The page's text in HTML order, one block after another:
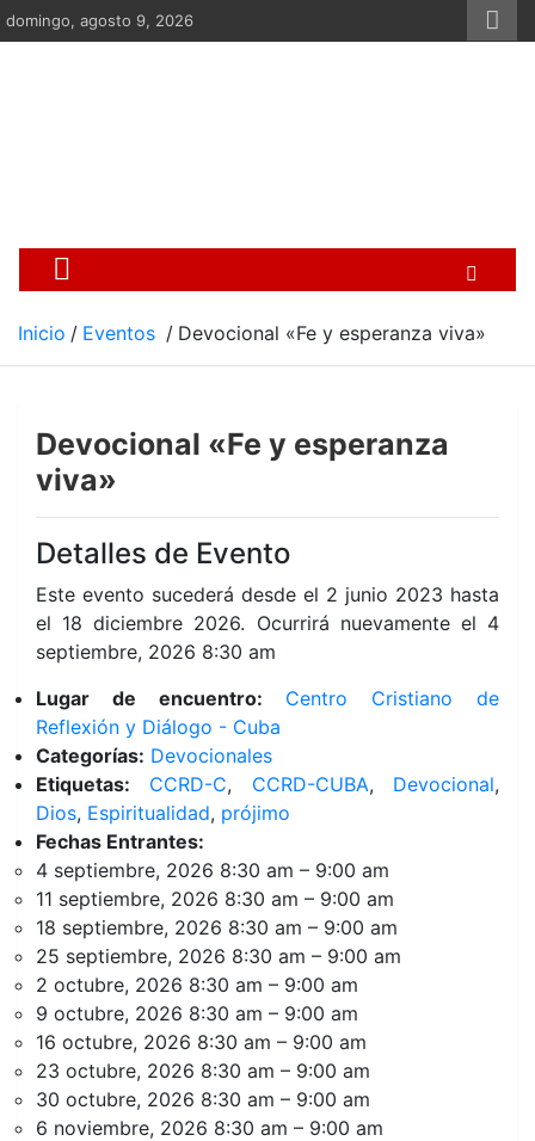
Saltar
al
domingo, agosto 9, 2026
Inicio Eventos Devocional «Fe y esperanza viva»
Devocional «Fe y esperanza
viva»
Detalles de Evento
Este evento sucederá desde el 2 junio 2023 hasta
el 18 diciembre 2026. Ocurrirá nuevamente el 4
septiembre, 2026 8:30 am
Lugar de encuentro:
Centro Cristiano de
Reflexión y Diálogo - Cuba
Categorías: Devocionales
Etiquetas:
CCRD-C, CCRD-CUBA, Devocional,
Dios, Espiritualidad, prójimo
Fechas Entrantes:
4 septiembre, 2026 8:30 am – 9:00 am
11 septiembre, 2026 8:30 am – 9:00 am
18 septiembre, 2026 8:30 am – 9:00 am
25 septiembre, 2026 8:30 am – 9:00 am
2 octubre, 2026 8:30 am – 9:00 am
9 octubre, 2026 8:30 am – 9:00 am
16 octubre, 2026 8:30 am – 9:00 am
23 octubre, 2026 8:30 am – 9:00 am
30 octubre, 2026 8:30 am – 9:00 am
6 noviembre, 2026 8:30 am – 9:00 am